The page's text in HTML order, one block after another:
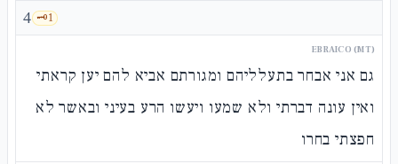
4 🗝️1
EBRAICO (MT)
גם אני אבחר בתעלליהם ומגורתם אביא להם יען קראתי
ואין עונה דברתי ולא שמעו ויעשו הרע בעיני ובאשר לא
חפצתי בחרו